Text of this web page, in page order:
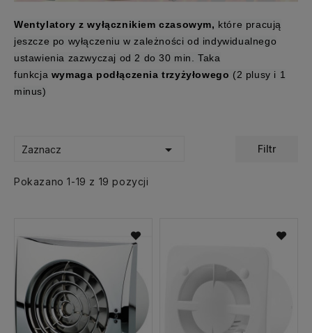
Wentylatory z wyłącznikiem czasowym, które pracują
jeszcze po wyłączeniu w zależności od indywidualnego
ustawienia zazwyczaj od 2 do 30 min.
Taka
funkcja wymaga podłączenia trzyżyłowego (2 plusy i 1
minus)
Zaznacz  Filtr
Pokazano 1-19 z 19 pozycji